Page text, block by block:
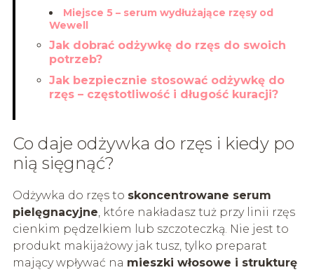
Miejsce 5 – serum wydłużające rzęsy od
Wewell
Jak dobrać odżywkę do rzęs do swoich
potrzeb?
Jak bezpiecznie stosować odżywkę do
rzęs – częstotliwość i długość kuracji?
Co daje odżywka do rzęs i kiedy po
nią sięgnąć?
Odżywka do rzęs to skoncentrowane serum
pielęgnacyjne , które nakładasz tuż przy linii rzęs
cienkim pędzelkiem lub szczoteczką. Nie jest to
produkt makijażowy jak tusz, tylko preparat
mający wpływać na mieszki włosowe i strukturę